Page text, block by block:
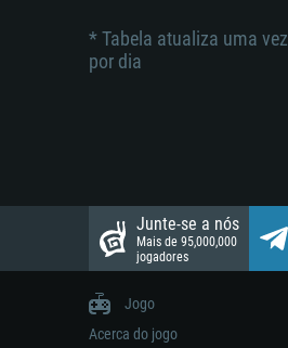
* Tabela atualiza uma vez
por dia
Junte-se a nós
Mais de 95,000,000
jogadores
Jogo
Acerca do jogo